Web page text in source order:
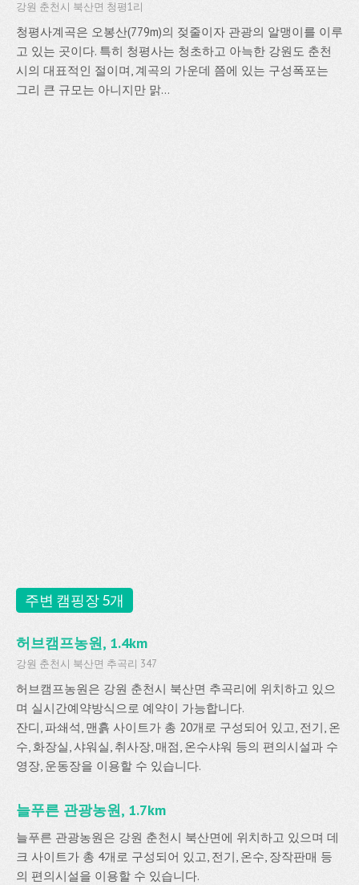
강원 춘천시 북산면 청평1리
청평사계곡은 오봉산(779m)의 젖줄이자 관광의 알맹이를 이루
고 있는 곳이다. 특히 청평사는 청초하고 아늑한 강원도 춘천
시의 대표적인 절이며, 계곡의 가운데 쯤에 있는 구성폭포는
그리 큰 규모는 아니지만 맑...
주변 캠핑장 5개
허브캠프농원, 1.4km
강원 춘천시 북산면 추곡리 347
허브캠프농원은 강원 춘천시 북산면 추곡리에 위치하고 있으
며 실시간예약방식으로 예약이 가능합니다.
잔디, 파쇄석, 맨흙 사이트가 총 20개로 구성되어 있고, 전기, 온
수, 화장실, 샤워실, 취사장, 매점, 온수샤워 등의 편의시설과 수
영장, 운동장을 이용할 수 있습니다.
늘푸른 관광농원, 1.7km
늘푸른 관광농원은 강원 춘천시 북산면에 위치하고 있으며 데
크 사이트가 총 4개로 구성되어 있고, 전기, 온수, 장작판매 등
의 편의시설을 이용할 수 있습니다.